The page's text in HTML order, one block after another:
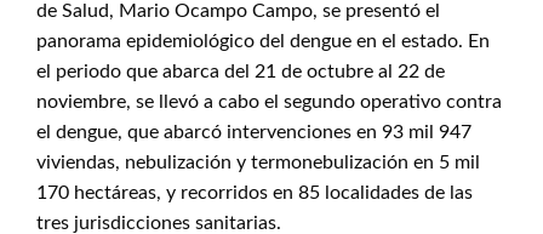
de Salud, Mario Ocampo Campo, se presentó el
panorama epidemiológico del dengue en el estado. En
el periodo que abarca del 21 de octubre al 22 de
noviembre, se llevó a cabo el segundo operativo contra
el dengue, que abarcó intervenciones en 93 mil 947
viviendas, nebulización y termonebulización en 5 mil
170 hectáreas, y recorridos en 85 localidades de las
tres jurisdicciones sanitarias.